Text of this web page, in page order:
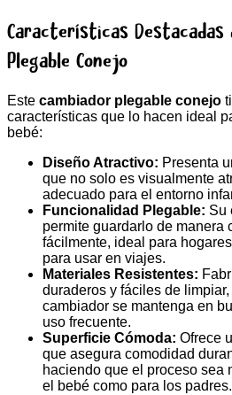
Características Destacadas
Plegable Conejo
Este cambiador plegable conejo
características que lo hacen ideal
bebé:
Diseño Atractivo: Presenta
que no solo es visualmente
adecuado para el entorno
Funcionalidad Plegable: Su
permite guardarlo de manera
fácilmente, ideal para
para usar en viajes.
Materiales Resistentes:
duraderos y fáciles de
cambiador se mantenga en
uso frecuente.
Superficie Cómoda: Ofrece
que asegura comodidad
haciendo que el proceso sea
el bebé como para los padres.